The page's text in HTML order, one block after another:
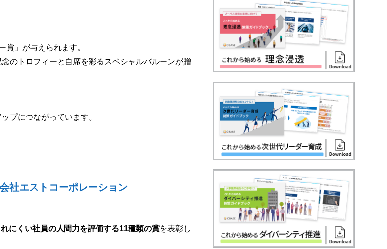
賞」が与えられます。
のトロフィーと自席を彩るスペシャルバルーンが贈
プにつながっています。
社エストコーポレーション
にくい社員の人間力を評価する11種類の賞を表彰し